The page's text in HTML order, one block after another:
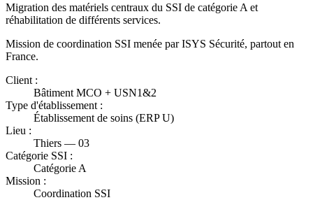
Migration des matériels centraux du SSI de catégorie A et
réhabilitation de différents services.
Mission de coordination SSI menée par ISYS Sécurité, partout en
France.
Client :
Bâtiment MCO + USN1&2
Type d'établissement :
Établissement de soins (ERP U)
Lieu :
Thiers — 03
Catégorie SSI :
Catégorie A
Mission :
Coordination SSI